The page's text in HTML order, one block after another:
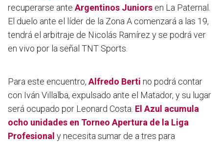
recuperarse ante Argentinos Juniors en La Paternal.
El duelo ante el líder de la Zona A comenzará a las 19,
tendrá el arbitraje de Nicolás Ramírez y se podrá ver
en vivo por la señal TNT Sports.
Para este encuentro, Alfredo Berti no podrá contar
con Iván Villalba, expulsado ante el Matador, y su lugar
será ocupado por Leonard Costa. El Azul acumula
ocho unidades en Torneo Apertura de la Liga
Profesional y necesita sumar de a tres para